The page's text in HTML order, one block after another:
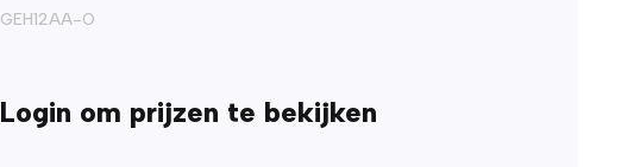
GEH12AA-O
Login om prijzen te bekijken